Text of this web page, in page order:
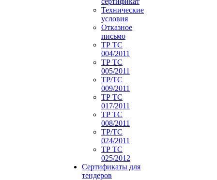
Технические
условия
Отказное
письмо
ТР ТС
004/2011
ТР ТС
005/2011
ТР/ТС
009/2011
ТР ТС
017/2011
ТР ТС
008/2011
ТР/ТС
024/2011
ТР ТС
025/2012
Сертификаты для
тендеров